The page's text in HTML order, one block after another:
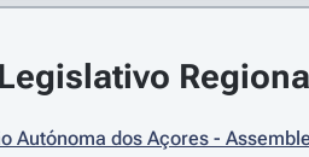
Autónoma dos Açores -